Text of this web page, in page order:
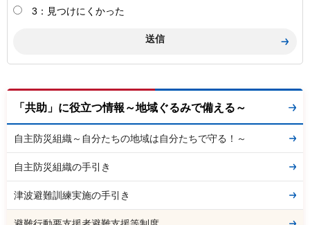
3：見つけにくかった
「共助」に役立つ情報～地域ぐるみで備える～
自主防災組織～自分たちの地域は自分たちで守る！～
自主防災組織の手引き
津波避難訓練実施の手引き